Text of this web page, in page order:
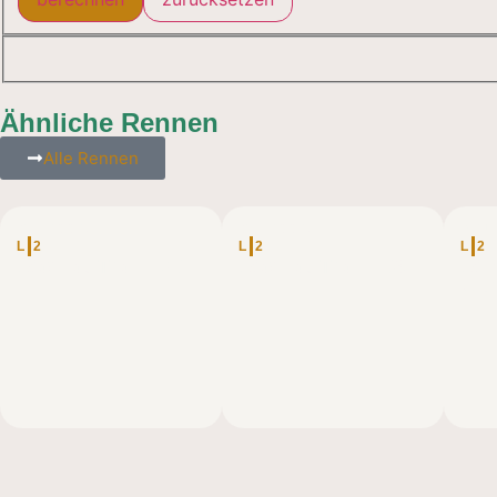
Ähnliche Rennen
Alle Rennen
L 2
L 2
L 2